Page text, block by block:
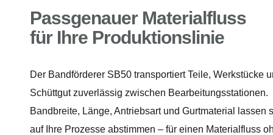
Passgenauer Materialfluss
für Ihre Produktionslinie
Der Bandförderer SB50 transportiert Teile, Werkstücke
Schüttgut zuverlässig zwischen Bearbeitungsstationen.
Bandbreite, Länge, Antriebsart und Gurtmaterial lassen
auf Ihre Prozesse abstimmen – für einen Materialfluss